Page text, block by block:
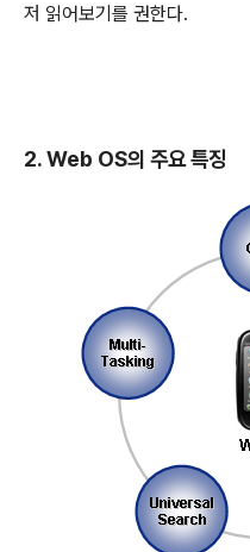
저 읽어보기를 권한다.
2. Web OS의 주요 특징